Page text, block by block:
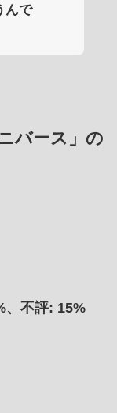
んで
バース」の
、不評: 15%